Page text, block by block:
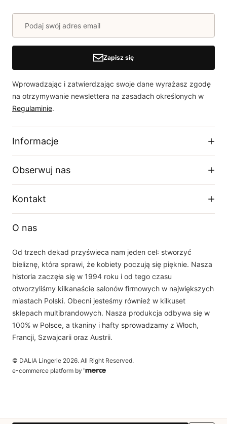
Zapisz się
Wprowadzając i zatwierdzając swoje dane wyrażasz zgodę
na otrzymywanie newslettera na zasadach określonych w
Regulaminie.
Informacje
Regulamin sklepu
Polityka prywatności
O firmie
Tabela rozmiarów
Obserwuj nas
Facebook
Kontakt
Telefon
Email
sklep(at)dalia.pl
Nasz zespół obsługi klienta jest do Państwa dyspozycji w dni robocze w
godzinach 8.00 - 16.00
O nas
Od trzech dekad przyświeca nam jeden cel: stworzyć
bieliznę, która sprawi, że kobiety poczują się pięknie. Nasza
historia zaczęła się w 1994 roku i od tego czasu
otworzyliśmy kilkanaście salonów firmowych w największych
miastach Polski. Obecni jesteśmy również w kilkuset
sklepach multibrandowych. Nasza produkcja odbywa się w
100% w Polsce, a tkaniny i hafty sprowadzamy z Włoch,
Francji, Szwajcarii oraz Austrii.
© DALIA Lingerie 2026. All Right Reserved.
e-commerce platform by